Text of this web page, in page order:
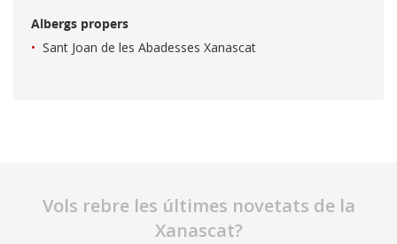
Albergs propers
Sant Joan de les Abadesses Xanascat
Vols rebre les últimes novetats de la
Xanascat?